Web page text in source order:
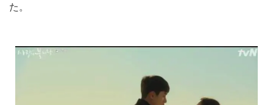
た。